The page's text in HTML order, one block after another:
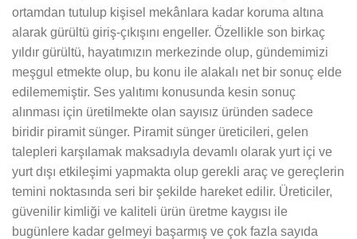
ortamdan tutulup kişisel mekânlara kadar koruma altına
alarak gürültü giriş-çıkışını engeller. Özellikle son birkaç
yıldır gürültü, hayatımızın merkezinde olup, gündemimizi
meşgul etmekte olup, bu konu ile alakalı net bir sonuç elde
edilememiştir. Ses yalıtımı konusunda kesin sonuç
alınması için üretilmekte olan sayısız üründen sadece
biridir piramit sünger. Piramit sünger üreticileri, gelen
talepleri karşılamak maksadıyla devamlı olarak yurt içi ve
yurt dışı etkileşimi yapmakta olup gerekli araç ve gereçlerin
temini noktasında seri bir şekilde hareket edilir. Üreticiler,
güvenilir kimliği ve kaliteli ürün üretme kaygısı ile
bugünlere kadar gelmeyi başarmış ve çok fazla sayıda